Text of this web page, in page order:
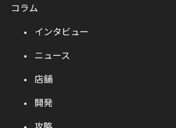
コラム
インタビュー
ニュース
店舗
開発